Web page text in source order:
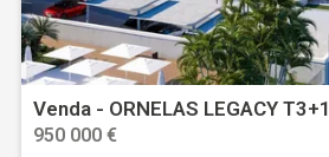
Venda - ORNELAS LEGACY T3+1
950 000 €